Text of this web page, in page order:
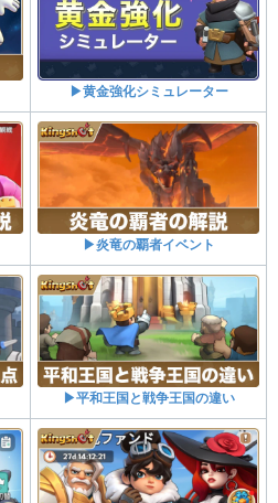
▶黄金強化シミュレーター
▶炎竜の覇者イベント
▶平和王国と戦争王国の違い